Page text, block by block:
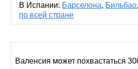
В Испании: Барселона, Бильбао,
по всей стране
Валенсия может похвастаться